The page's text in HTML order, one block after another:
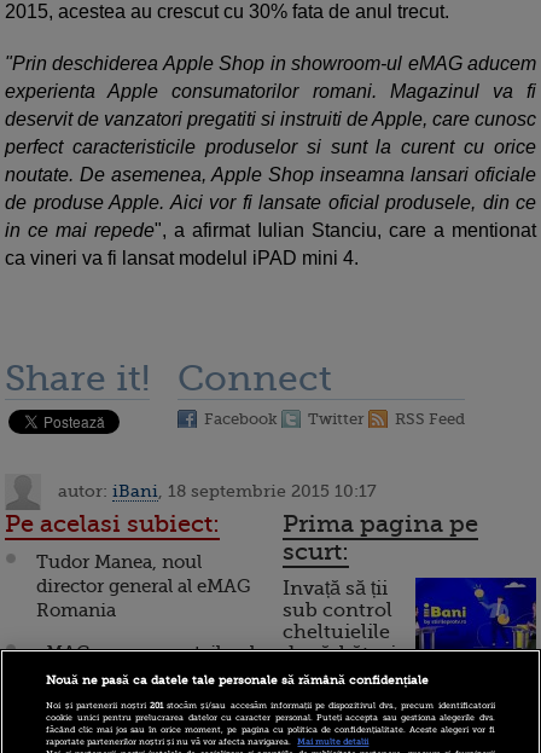
2015, acestea au crescut cu 30% fata de anul trecut.
"Prin deschiderea Apple Shop in showroom-ul eMAG aducem
experienta Apple consumatorilor romani. Magazinul va fi
deservit de vanzatori pregatiti si instruiti de Apple, care cunosc
perfect caracteristicile produselor si sunt la curent cu orice
noutate. De asemenea, Apple Shop inseamna lansari oficiale
de produse Apple. Aici vor fi lansate oficial produsele, din ce
in ce mai repede", a afirmat Iulian Stanciu, care a mentionat
ca vineri va fi lansat modelul iPAD mini 4.
Share it! Connect
Facebook Twitter RSS Feed
autor: iBani , 18 septembrie 2015 10:17
Pe acelasi subiect:
Tudor Manea, noul
director general al eMAG
Romania
eMAG cumpara retailerul
online Fashion Days
eMAG intra in Polonia,
prin preluarea unuia
Prima pagina pe
scurt:
Invață să ții
sub control
cheltuielile
de sărbători.
Cum
funcționează cardul de
cumpărături
Nouă ne pasă ca datele tale personale să rămână confidențiale
Noi și partenerii noștri201stocăm și/sau accesăm informații pe dispozitivul dvs., precum identificatorii
cookie unici pentru prelucrarea datelor cu caracter personal. Puteți accepta sau gestiona alegerile dvs.
făcând clic mai jos sau în orice moment, pe pagina cu politica de confidențialitate. Aceste alegeri vor fi
raportate partenerilor noștri și nu vă vor afecta navigarea.
Mai multe detalii